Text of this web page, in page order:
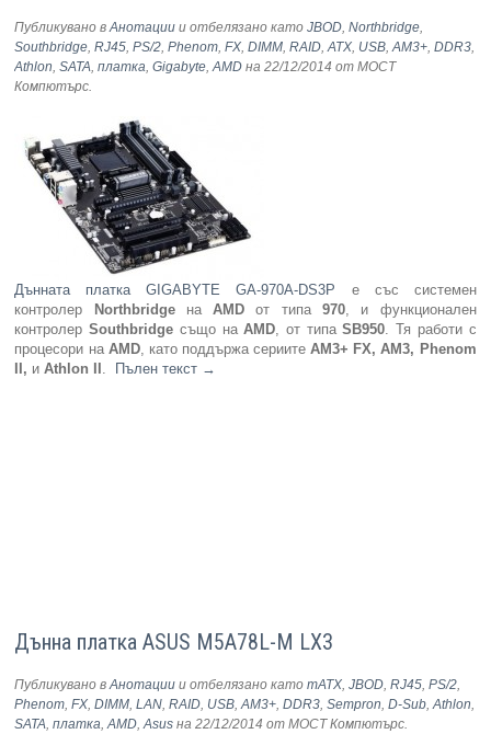
Публикувано вАнотации и отбелязано катоJBOD,Northbridge,
Southbridge,RJ45,PS/2,Phenom,FX,DIMM,RAID,ATX, USB,AM3+,DDR3,
Athlon,SATA,платка,Gigabyte,AMD на 22/12/2014 от МОСТ
Компютърс.
Дънната платка GIGABYTE GA-970A-DS3P е със системен
контролер
NorthbridgeнаAMD от типа970, и функционален
контролерSouthbridge също наAMD, от типаSB950. Тя работи с
процесори на AMD, като поддържа сериите AM3+ FX, AM3, Phenom
II, иAthlon II . Пълен текст →
Дъннa платкa ASUS M5A78L-M LX3
Публикувано вАнотации и отбелязано катоmATX,JBOD,RJ45,PS/2,
Phenom,FX,DIMM,LAN,RAID, USB,AM3+,DDR3,Sempron,D-Sub,Athlon,
SATA,платка,AMD,Asus на 22/12/2014 от МОСТ Компютърс.